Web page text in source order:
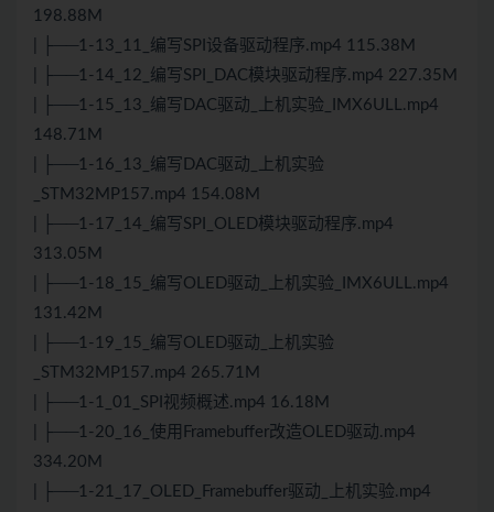
198.88M
| ├──1-13_11_编写SPI设备驱动程序.mp4 115.38M
| ├──1-14_12_编写SPI_DAC模块驱动程序.mp4 227.35M
| ├──1-15_13_编写DAC驱动_上机实验_IMX6ULL.mp4
148.71M
| ├──1-16_13_编写DAC驱动_上机实验
_STM32MP157.mp4 154.08M
| ├──1-17_14_编写SPI_OLED模块驱动程序.mp4
313.05M
| ├──1-18_15_编写OLED驱动_上机实验_IMX6ULL.mp4
131.42M
| ├──1-19_15_编写OLED驱动_上机实验
_STM32MP157.mp4 265.71M
| ├──1-1_01_SPI视频概述.mp4 16.18M
| ├──1-20_16_使用Framebuffer改造OLED驱动.mp4
334.20M
| ├──1-21_17_OLED_Framebuffer驱动_上机实验.mp4